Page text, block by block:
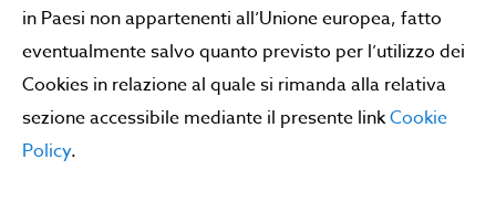
in Paesi non appartenenti all’Unione europea, fatto
eventualmente salvo quanto previsto per l’utilizzo dei
Cookies in relazione al quale si rimanda alla relativa
sezione accessibile mediante il presente linkCookie
Policy.